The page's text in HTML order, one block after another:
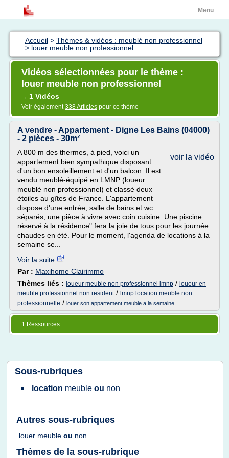
Menu
Accueil > Thèmes & vidéos : meublé non professionnel
> louer meuble non professionnel
Vidéos sélectionnées pour le thème :
louer meuble non professionnel
→ 1 Vidéos
Voir également338 Articles pour ce thème
A vendre - Appartement - Digne Les Bains (04000)
- 2 pièces - 30m²
voir la vidéo
A 800 m des thermes, à pied, voici un
appartement bien sympathique disposant
d'un bon ensoleillement et d'un balcon. Il est
vendu meublé-équipé en LMNP (loueur
meublé non professionnel) et classé deux
étoiles au gîtes de France. L'appartement
dispose d'une entrée, salle de bains et wc
séparés, une pièce à vivre avec coin cuisine. Une piscine
réservé à la résidence" fera la joie de tous pour les journée
chaudes en été. Pour le moment, l'agenda de locations à la
semaine se...
Voir la suite
Par : Maxihome Clairimmo
Thèmes liés : loueur meuble non professionnel lmnp / loueur en
meuble professionnel non resident/ lmnp location meuble non
professionnelle / louer son appartement meuble a la semaine
1 Ressources
Sous-rubriques
location meuble ou non
Autres sous-rubriques
louer meuble ou non
Thèmes de la sous-rubrique